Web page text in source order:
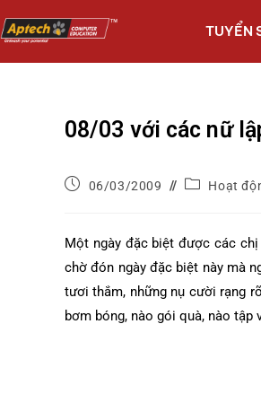
TUYỂN
08/03 với các nữ
06/03/2009 Hoạt
Một ngày đặc biệt được các
chờ đón ngày đặc biệt này mà
tươi thắm, những nụ cười rạng
bơm bóng, nào gói quà, nào tập